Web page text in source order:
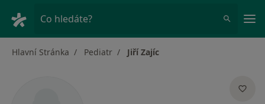
Co hledáte?
Hlavní Stránka Pediatr Jiří Zajíc